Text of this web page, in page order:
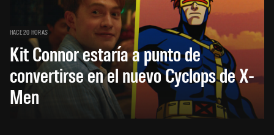
HACE 20 HORAS
Kit Connor estaría a punto de
convertirse en el nuevo Cyclops de X-
Men